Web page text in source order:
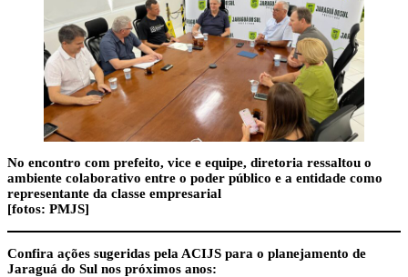
No encontro com prefeito, vice e equipe, diretoria ressaltou o
ambiente colaborativo entre o poder público e a entidade como
representante da classe empresarial
[fotos: PMJS]
Confira ações sugeridas pela ACIJS para o planejamento de
Jaraguá do Sul nos próximos anos: